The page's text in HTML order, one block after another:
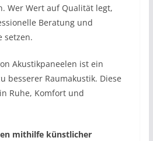
Wer Wert auf Qualität legt,
Beratung und
setzen.
Akustikpaneelen ist ein
besserer Raumakustik. Diese
Ruhe, Komfort und
mithilfe künstlicher